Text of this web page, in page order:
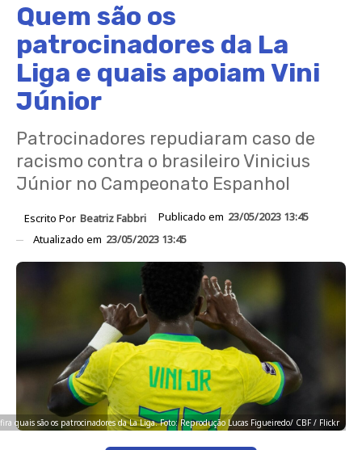
Quem são os
patrocinadores da La
Liga e quais apoiam Vini
Júnior
Patrocinadores repudiaram caso de
racismo contra o brasileiro Vinicius
Júnior no Campeonato Espanhol
Escrito Por Beatriz Fabbri Publicado em 23/05/2023 13:45
Atualizado em 23/05/2023 13:45
quais são os patrocinadores da La Liga. Foto: Reprodução Lucas Figueiredo/ CBF / Flickr